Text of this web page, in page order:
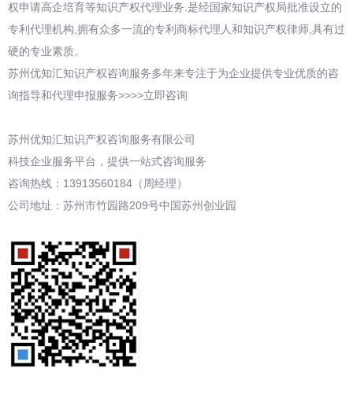
权申请高企培育等知识产权代理业务.是经国家知识产权局批准设立的
专利代理机构,拥有众多一流的专利商标代理人和知识产权律师,具有过
硬的专业素质。
苏州优知汇知识产权咨询服务多年来专注于为企业提供专业优质的咨
询指导和代理申报服务>>>>立即咨询
苏州优知汇知识产权咨询服务有限公司
科技企业服务平台，提供一站式咨询服务
咨询热线：13913560184（周经理）
公司地址：苏州市竹园路209号中国苏州创业园